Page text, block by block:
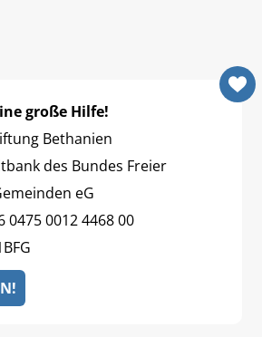
große Hilfe!
Bethanien
des Bundes Freier
eG
0475 0012 4468 00